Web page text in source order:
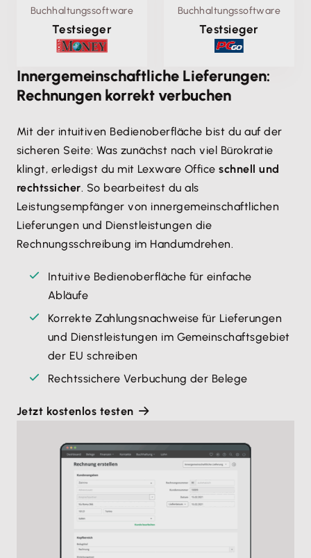
Buchhaltungssoftware
Testsieger
Buchhaltungssoftware
Testsieger
Innergemeinschaftliche Lieferungen:
Rechnungen korrekt verbuchen
Mit der intuitiven Bedienoberfläche bist du auf der
sicheren Seite: Was zunächst nach viel Bürokratie
klingt, erledigst du mit Lexware Officeschnell und
rechtssicher. So bearbeitest du als
Leistungsempfänger von innergemeinschaftlichen
Lieferungen und Dienstleistungen die
Rechnungsschreibung im Handumdrehen.
Intuitive Bedienoberfläche für einfache
Abläufe
Korrekte Zahlungsnachweise für Lieferungen
und Dienstleistungen im Gemeinschaftsgebiet
der EU schreiben
Rechtssichere Verbuchung der Belege
Jetzt kostenlos testen